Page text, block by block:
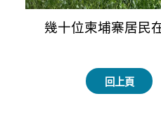
幾十位柬埔寨居民
回上頁